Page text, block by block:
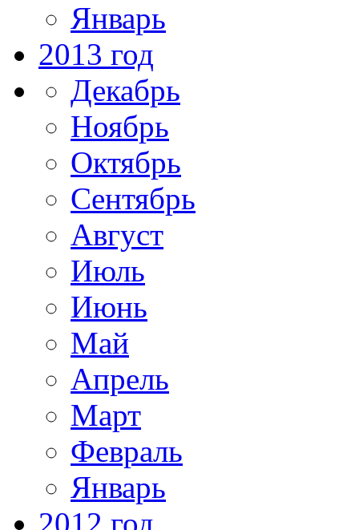
Январь
2013 год
Декабрь
Ноябрь
Октябрь
Сентябрь
Август
Июль
Июнь
Май
Апрель
Март
Февраль
Январь